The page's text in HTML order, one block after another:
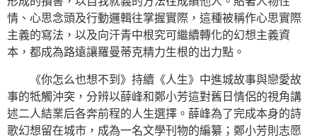
情、心思念頭及行動邏輯往掌握實際，這種被稱作心思實際
主義的寫法，以及向汗青中根究可繼續轉化的幻想主義資
本，都成為路遠讓羅曼蒂克精力生根的出力點。
《你怎么也想不到》持續《人生》中進城故事與戀愛故
事的牴觸沖突，分辨以薛峰和鄭小芳這對舊日情侶的視角講
述二人結業后各奔前程的人生選擇。薛峰為了完成本身的詩
歌幻想留在城市，成為一名文學刊物的編纂；鄭小芳則志愿